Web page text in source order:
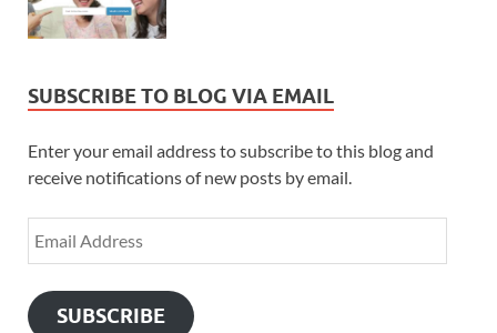
SUBSCRIBE TO BLOG VIA EMAIL
Enter your email address to subscribe to this blog and
receive notifications of new posts by email.
SUBSCRIBE